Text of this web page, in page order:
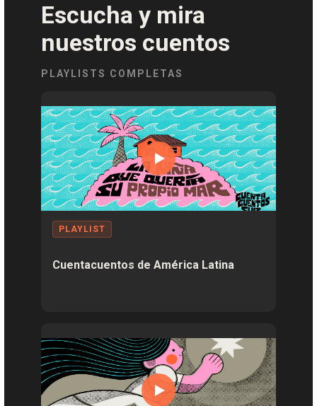
Escucha y mira
nuestros cuentos
PLAYLISTS COMPLETAS
PLAYLIST
Cuentacuentos de América Latina